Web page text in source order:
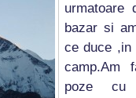
urmatoare
bazar si
ce duce ,in
camp.Am
poze cu